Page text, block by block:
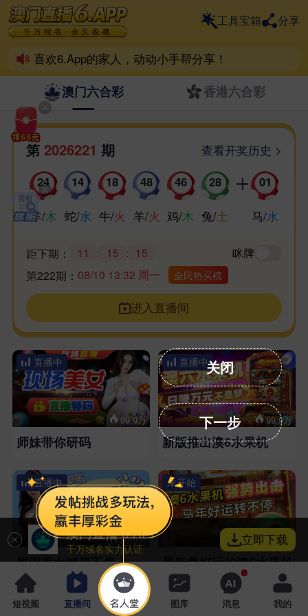
工具宝箱 分享
一个6.App，整个六合界
6.App离不开彩民支持！
喜欢6.App的家人，动动小手帮分享！
祝各位好运爆棚，天天喜中百万！
澳门六合彩 香港六合彩
第 2026221 期
查看开奖历史 >
24
羊/木
14
蛇/水
18
牛/火
48
羊/火
46
鸡/木
28
兔/土
01
马/水
距下期： 11 : 15 : 15
眯牌
第222期： 08/10 13:32 周一 全民热买榜
进入直播间
直播中
99.9万
师妹带你研码
直播中
99.9万
新版推出澳6水果机
直播中
99.9万
资深美女解四不像
未开始
99.9万
最新最好玩的澳6水果机
未开始 未开始
澳门直播 6.APP
千万域名实力认证
立即下载
关闭
下一步
短视频 直播间 名人堂 图库 消息 我的